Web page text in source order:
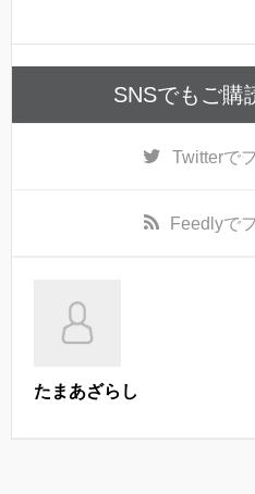
k
SNSでもご購
Twitterで
Feedlyで
たまあざらし